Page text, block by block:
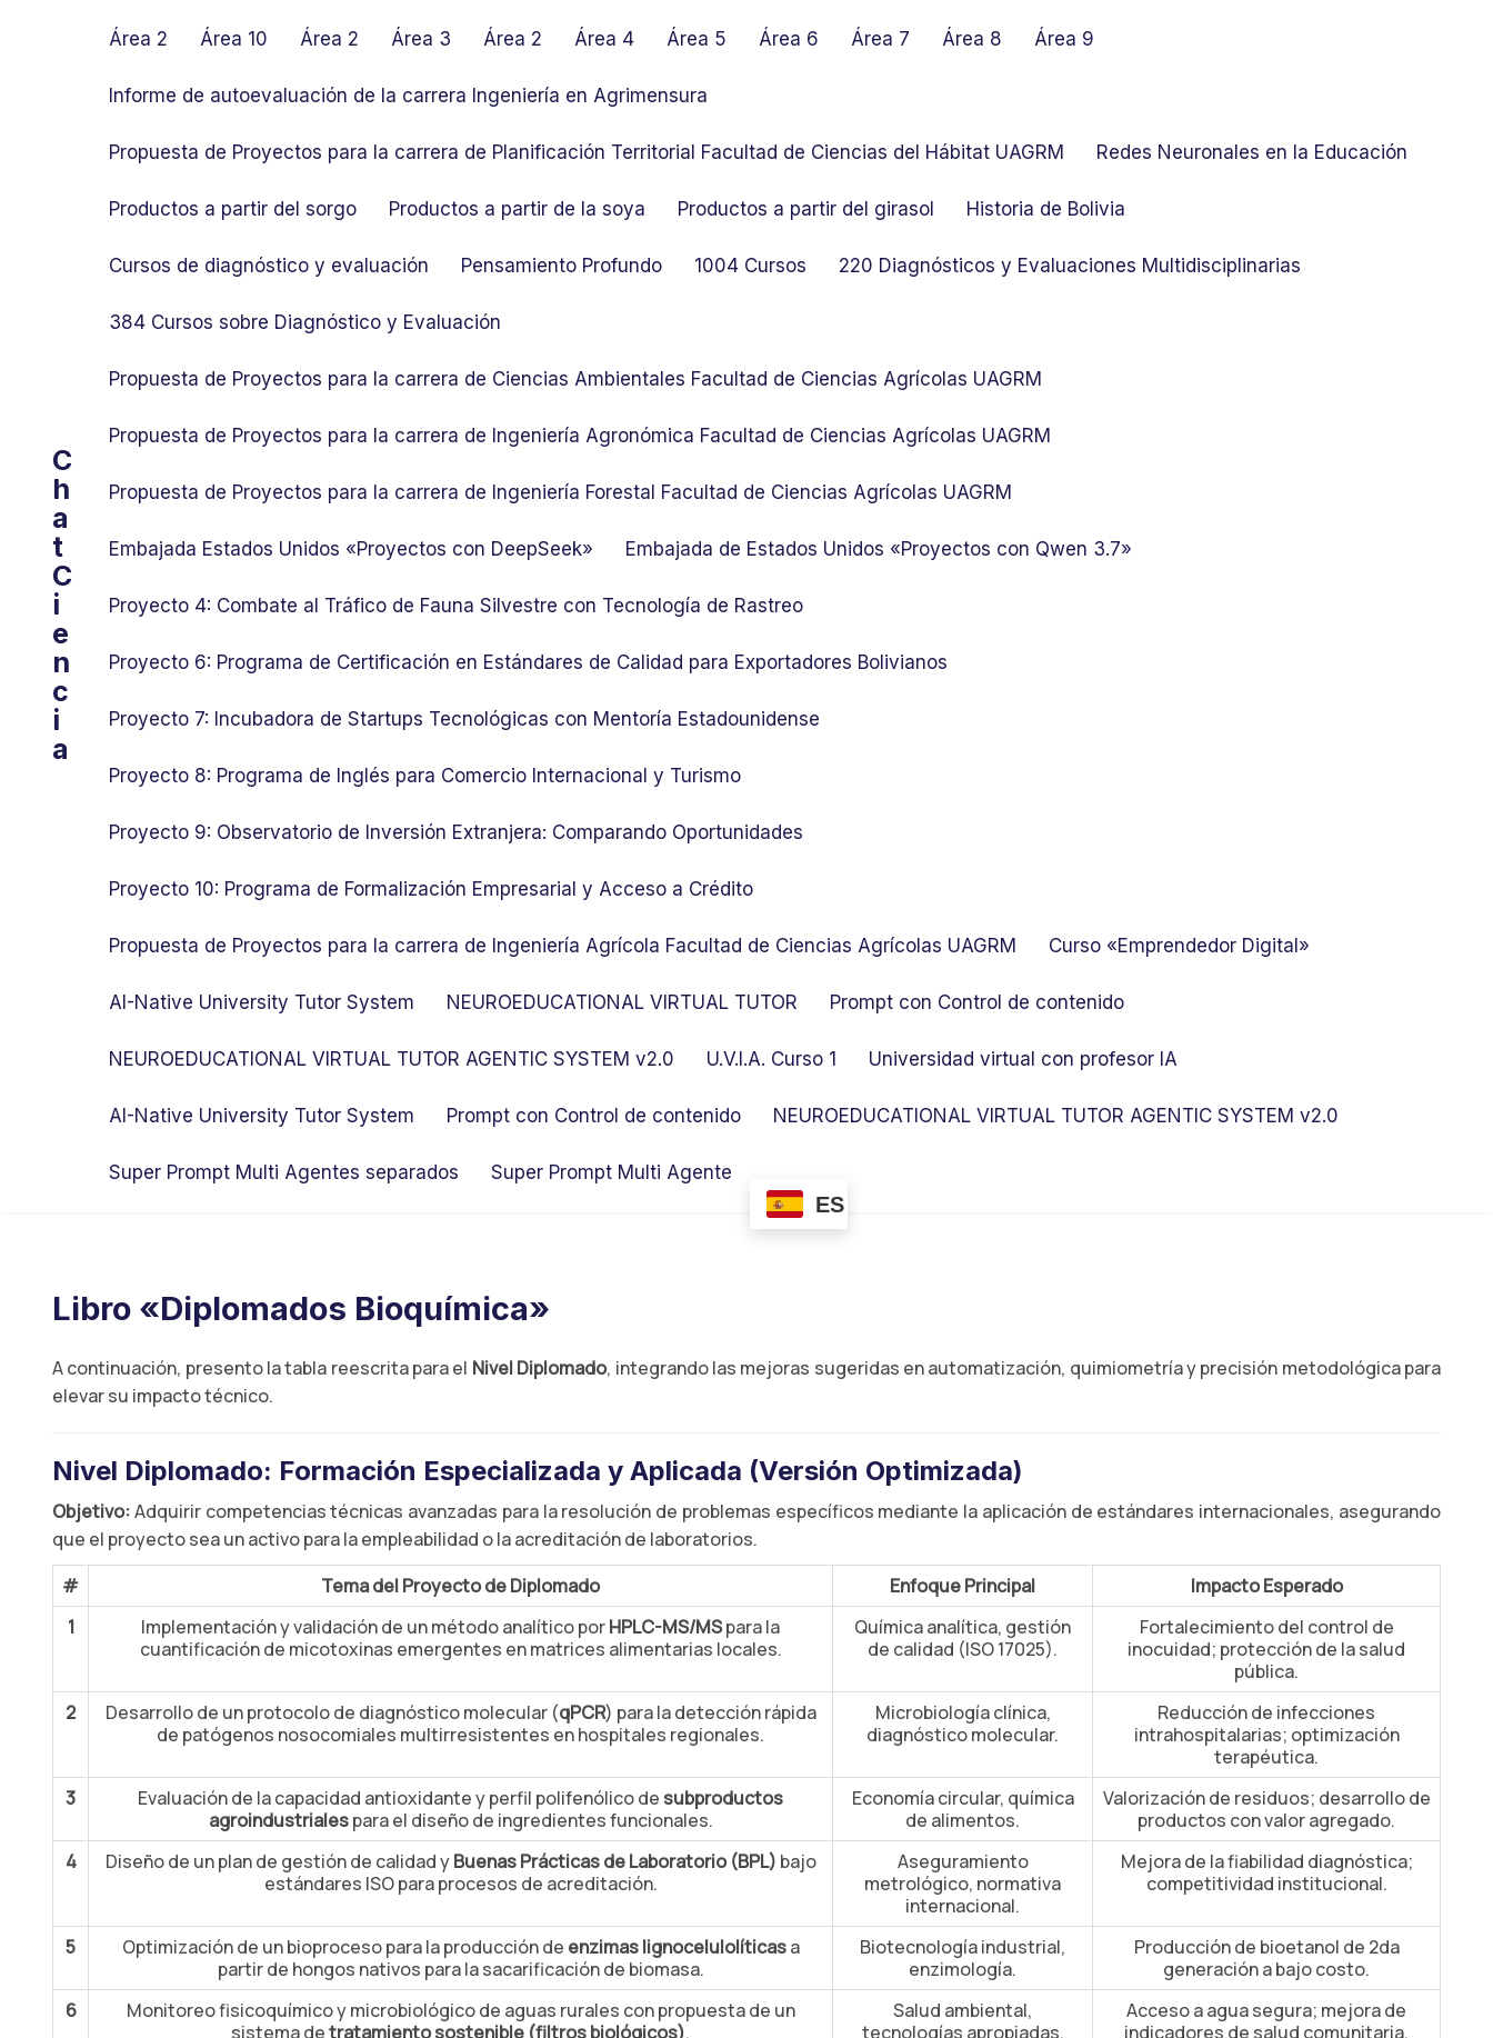
C
h
a
t
C
i
e
n
c
i
a
Área 2 Área 10 Área 2 Área 3 Área 2 Área 4 Área 5 Área 6 Área 7 Área 8 Área 9
Informe de autoevaluación de la carrera Ingeniería en Agrimensura
Propuesta de Proyectos para la carrera de Planificación Territorial Facultad de Ciencias del Hábitat UAGRM Redes Neuronales en la Educación
Productos a partir del sorgo Productos a partir de la soya Productos a partir del girasol Historia de Bolivia
Cursos de diagnóstico y evaluación Pensamiento Profundo 1004 Cursos 220 Diagnósticos y Evaluaciones Multidisciplinarias
384 Cursos sobre Diagnóstico y Evaluación
Propuesta de Proyectos para la carrera de Ciencias Ambientales Facultad de Ciencias Agrícolas UAGRM
Propuesta de Proyectos para la carrera de Ingeniería Agronómica Facultad de Ciencias Agrícolas UAGRM
Propuesta de Proyectos para la carrera de Ingeniería Forestal Facultad de Ciencias Agrícolas UAGRM
Embajada Estados Unidos «Proyectos con DeepSeek» Embajada de Estados Unidos «Proyectos con Qwen 3.7»
Proyecto 4: Combate al Tráfico de Fauna Silvestre con Tecnología de Rastreo
Proyecto 6: Programa de Certificación en Estándares de Calidad para Exportadores Bolivianos
Proyecto 7: Incubadora de Startups Tecnológicas con Mentoría Estadounidense
Proyecto 8: Programa de Inglés para Comercio Internacional y Turismo
Proyecto 9: Observatorio de Inversión Extranjera: Comparando Oportunidades
Proyecto 10: Programa de Formalización Empresarial y Acceso a Crédito
Propuesta de Proyectos para la carrera de Ingeniería Agrícola Facultad de Ciencias Agrícolas UAGRM Curso «Emprendedor Digital»
AI-Native University Tutor System NEUROEDUCATIONAL VIRTUAL TUTOR Prompt con Control de contenido
NEUROEDUCATIONAL VIRTUAL TUTOR AGENTIC SYSTEM v2.0 U.V.I.A. Curso 1 Universidad virtual con profesor IA
AI-Native University Tutor System Prompt con Control de contenido NEUROEDUCATIONAL VIRTUAL TUTOR AGENTIC SYSTEM v2.0
Super Prompt Multi Agentes separados Super Prompt Multi Agente
ES
Libro «Diplomados Bioquímica»
A continuación, presento la tabla reescrita para el Nivel Diplomado, integrando las mejoras sugeridas en automatización, quimiometría y precisión metodológica para
elevar su impacto técnico.
Nivel Diplomado: Formación Especializada y Aplicada (Versión Optimizada)
Objetivo:Adquirir competencias técnicas avanzadas para la resolución de problemas específicos mediante la aplicación de estándares internacionales, asegurando
que el proyecto sea un activo para la empleabilidad o la acreditación de laboratorios.
#
Tema del Proyecto de Diplomado Enfoque Principal
Impacto Esperado
1
Implementación y validación de un método analítico porHPLC-MS/MSpara la
cuantificación de micotoxinas emergentes en matrices alimentarias locales.
Química analítica, gestión
de calidad (ISO 17025).
Fortalecimiento del control de
inocuidad; protección de la salud
pública.
2
Desarrollo de un protocolo de diagnóstico molecular (qPCR) para la detección rápida
de patógenos nosocomiales multirresistentes en hospitales regionales.
Microbiología clínica,
diagnóstico molecular.
Reducción de infecciones
intrahospitalarias; optimización
terapéutica.
3
Evaluación de la capacidad antioxidante y perfil polifenólico de subproductos
agroindustrialespara el diseño de ingredientes funcionales.
Economía circular, química
de alimentos.
Valorización de residuos; desarrollo de
productos con valor agregado.
4
Diseño de un plan de gestión de calidad yBuenas Prácticas de Laboratorio (BPL) bajo
estándares ISO para procesos de acreditación.
Aseguramiento
metrológico, normativa
internacional.
Mejora de la fiabilidad diagnóstica;
competitividad institucional.
5 Optimización de un bioproceso para la producción de enzimas lignocelulolíticasa
partir de hongos nativos para la sacarificación de biomasa.
Biotecnología industrial,
enzimología.
Producción de bioetanol de 2da
generación a bajo costo.
6
Monitoreo fisicoquímico y microbiológico de aguas rurales con propuesta de un
sistema detratamiento sostenible (filtros biológicos).
Salud ambiental,
tecnologías apropiadas.
Acceso a agua segura; mejora de
indicadores de salud comunitaria.